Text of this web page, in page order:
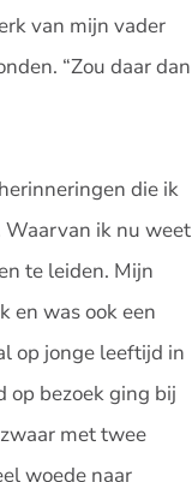
van mijn vader
“Zou daar dan
die ik
Waarvan ik nu weet
te leiden. Mijn
en was ook een
op jonge leeftijd in
op bezoek ging bij
met twee
woede naar